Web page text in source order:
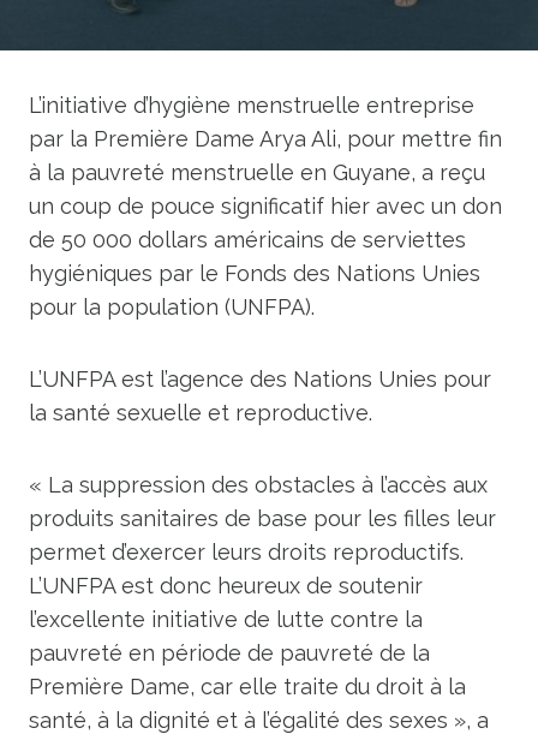
L’initiative d’hygiène menstruelle entreprise
par la Première Dame Arya Ali, pour mettre fin
à la pauvreté menstruelle en Guyane, a reçu
un coup de pouce significatif hier avec un don
de 50 000 dollars américains de serviettes
hygiéniques par le Fonds des Nations Unies
pour la population (UNFPA).
L’UNFPA est l’agence des Nations Unies pour
la santé sexuelle et reproductive.
« La suppression des obstacles à l’accès aux
produits sanitaires de base pour les filles leur
permet d’exercer leurs droits reproductifs.
L’UNFPA est donc heureux de soutenir
l’excellente initiative de lutte contre la
pauvreté en période de pauvreté de la
Première Dame, car elle traite du droit à la
santé, à la dignité et à l’égalité des sexes », a